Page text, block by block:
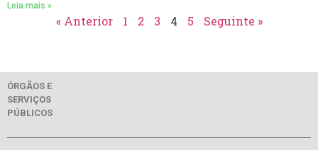
Leia mais »
« Anterior 1 2 3 4 5 Seguinte »
ÓRGÃOS E
SERVIÇOS
PÚBLICOS